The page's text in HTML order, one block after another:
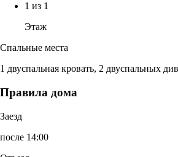
1 из 1
Этаж
Спальные места
1 двуспальная кровать, 2 двуспальных
Правила дома
Заезд
после 14:00